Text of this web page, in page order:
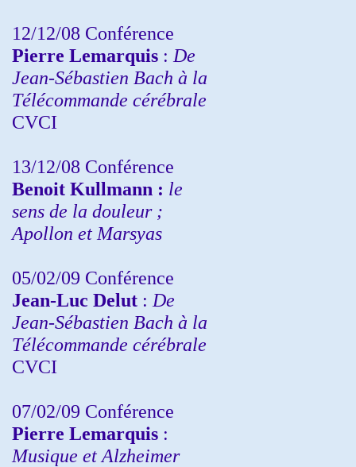
12/12/08 Conférence
Pierre Lemarquis : De
Jean-Sébastien Bach à la
Télécommande cérébrale
CVCI
13/12/08 Conférence
Benoit Kullmann : le
sens de la douleur ;
Apollon et Marsyas
05/02/09 Conférence
Jean-Luc Delut : De
Jean-Sébastien Bach à la
Télécommande cérébrale
CVCI
07/02/09 Conférence
Pierre Lemarquis :
Musique et Alzheimer